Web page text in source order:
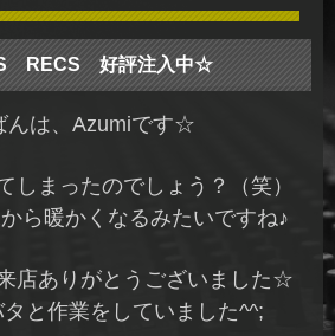
RECS 好評注入中☆
んは、Azumiです☆
しまったのでしょう？（笑）
ら暖かくなるみたいですね♪
店ありがとうございました☆
と作業をしていました^^;